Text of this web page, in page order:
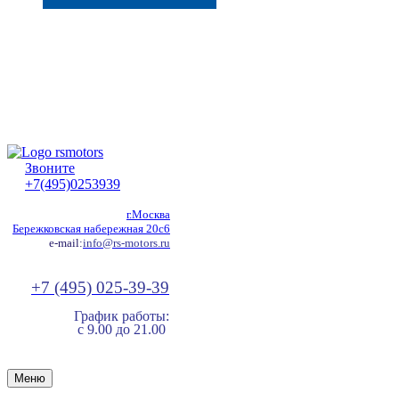
Звоните
+7(495)0253939
г.Москва
Бережковская набережная 20с6
e-mail:info@rs-motors.ru
+7 (495) 025-39-39
График работы:
с 9.00 до 21.00
Меню